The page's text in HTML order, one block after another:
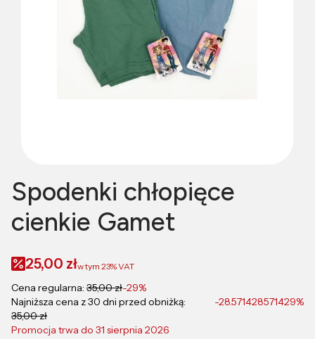
Spodenki chłopięce
cienkie Gamet
25,00 złw tym 23%VAT
Cena regularna: 35,00 zł-29%
Najniższa cena z 30 dni przed obniżką:
35,00 zł
-28.571428571429%
Promocja trwa do 31 sierpnia 2026